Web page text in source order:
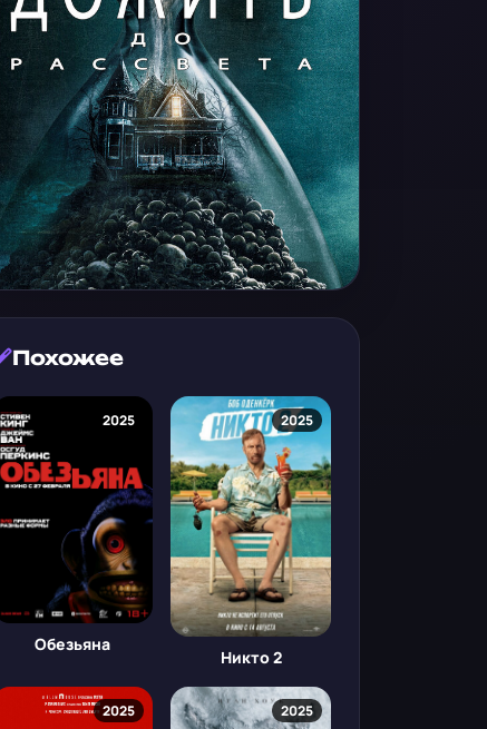
Похожее
2025
Обезьяна
2025
Никто 2
2025 2025